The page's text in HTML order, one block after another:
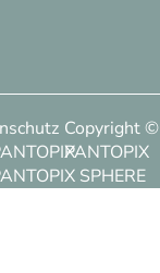
Copyright ©
PANTOPIX
SPHERE